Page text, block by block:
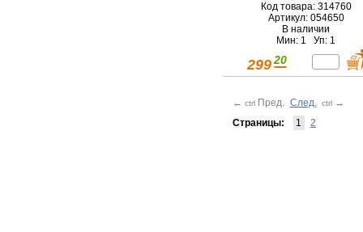
Код товара: 314760
Артикул: 054650
В наличии
Мин: 1 Уп: 1
299 20
← ctrl Пред. След. ctrl →
Страницы:
1 2